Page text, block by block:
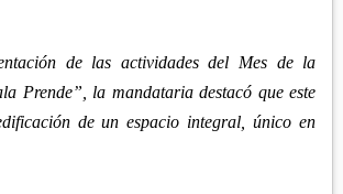
de las actividades del Mes de la
Prende”, la mandataria destacó que este
de un espacio integral, único en